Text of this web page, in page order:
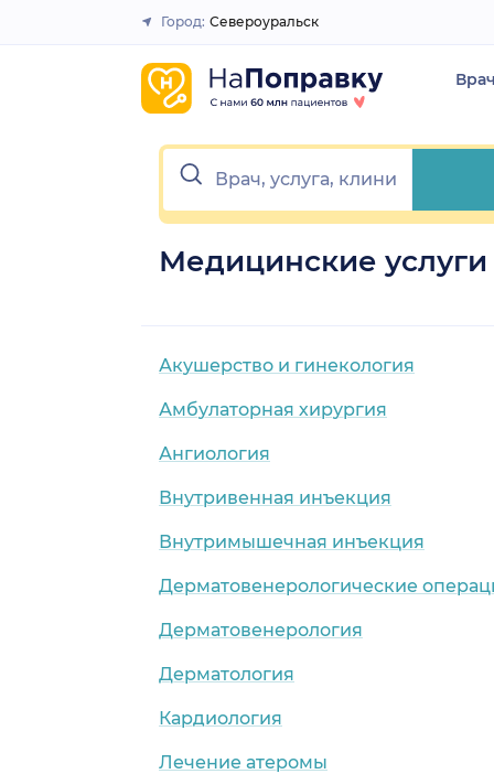
Закрыть
Город: Североуральск
Медицинские
Акушерство и гинекология
Амбулаторная хирургия
Ангиология
Внутривенная инъекция
Внутримышечная инъекция
Дерматовенерологические
Дерматовенерология
Дерматология
Кардиология
Лечение атеромы